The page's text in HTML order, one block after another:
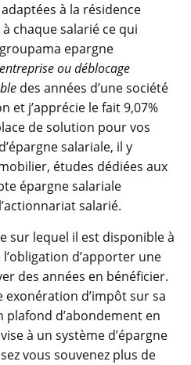
à la résidence
chaque salarié ce qui
epargne
ou déblocage
des années d’une société
et j’apprécie le fait 9,07%
de solution pour vos
salariale, il y
études dédiées aux
épargne salariale
salarié.
sur lequel il est disponible à
d’apporter une
des années en bénéficier.
exonération d’impôt sur sa
d’abondement en
à un système d’épargne
vous souvenez plus de